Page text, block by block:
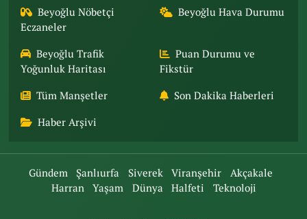
Beyoğlu Nöbetçi
Eczaneler
Beyoğlu Hava Durumu
Beyoğlu Trafik
Yoğunluk Haritası
Puan Durumu ve
Fikstür
Tüm Manşetler Son Dakika Haberleri
Haber Arşivi
Gündem Şanlıurfa Siverek Viranşehir
Akçakale
Harran
Yaşam Dünya Halfeti Teknoloji